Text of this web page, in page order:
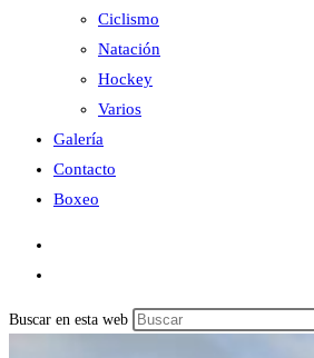
Ciclismo
Natación
Hockey
Varios
Galería
Contacto
Boxeo
Buscar en esta web